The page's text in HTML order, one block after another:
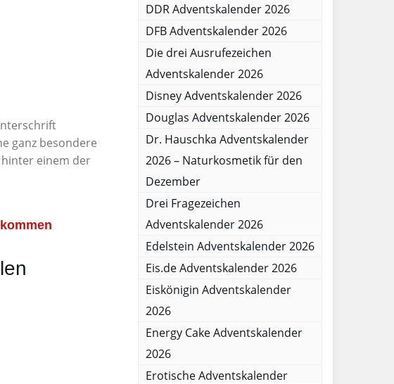
ganz besondere
hinter einem der
DDR Adventskalender 2026
DFB Adventskalender 2026
Die drei Ausrufezeichen
Adventskalender 2026
Disney Adventskalender 2026
Douglas Adventskalender 2026
Dr. Hauschka Adventskalender
2026 – Naturkosmetik für den
Dezember
Drei Fragezeichen
Adventskalender 2026
Edelstein Adventskalender 2026
Eis.de Adventskalender 2026
Eiskönigin Adventskalender
2026
Energy Cake Adventskalender
2026
Erotische Adventskalender